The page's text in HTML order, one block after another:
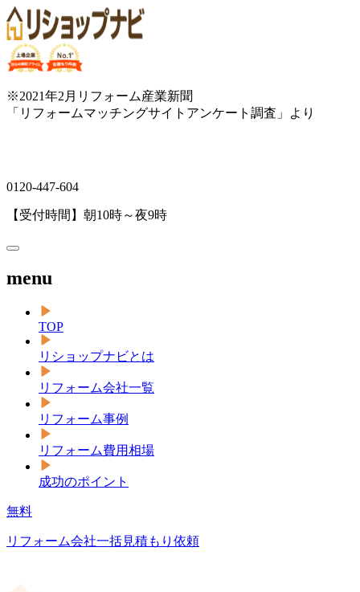
※2021年2月リフォーム産業新聞
「リフォームマッチングサイトアンケート調査」より
0120-447-604
【受付時間】朝10時～夜9時
menu
TOP
リショップナビとは
リフォーム会社一覧
リフォーム事例
リフォーム費用相場
成功のポイント
無料
リフォーム会社一括見積もり依頼